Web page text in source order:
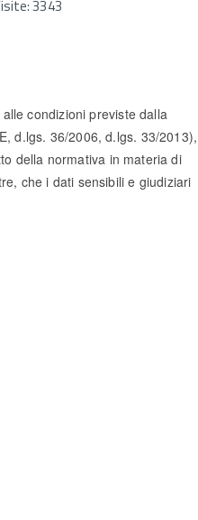
3343
condizioni previste dalla
d.lgs. 36/2006, d.lgs. 33/2013),
della normativa in materia di
che i dati sensibili e giudiziari